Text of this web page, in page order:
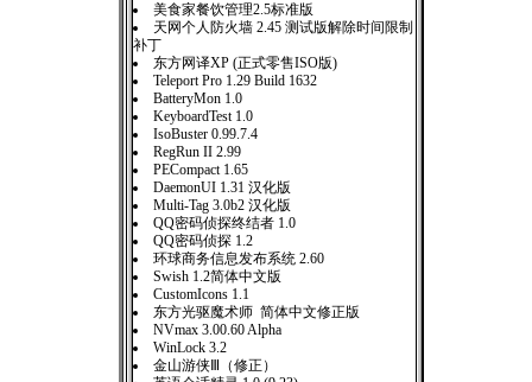
美食家餐饮管理2.5标准版
天网个人防火墙 2.45 测试版解除时间限制
补丁
东方网译XP (正式零售ISO版)
Teleport Pro 1.29 Build 1632
BatteryMon 1.0
KeyboardTest 1.0
IsoBuster 0.99.7.4
RegRun II 2.99
PECompact 1.65
DaemonUI 1.31 汉化版
Multi-Tag 3.0b2 汉化版
QQ密码侦探终结者 1.0
QQ密码侦探 1.2
环球商务信息发布系统 2.60
Swish 1.2简体中文版
CustomIcons 1.1
东方光驱魔术师 简体中文修正版
NVmax 3.00.60 Alpha
WinLock 3.2
金山游侠Ⅲ（修正）